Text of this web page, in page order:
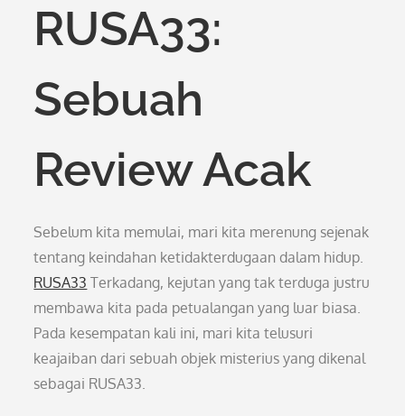
RUSA33:
Sebuah
Review Acak
Sebelum kita memulai, mari kita merenung sejenak
tentang keindahan ketidakterdugaan dalam hidup.
RUSA33 Terkadang, kejutan yang tak terduga justru
membawa kita pada petualangan yang luar biasa.
Pada kesempatan kali ini, mari kita telusuri
keajaiban dari sebuah objek misterius yang dikenal
sebagai RUSA33.